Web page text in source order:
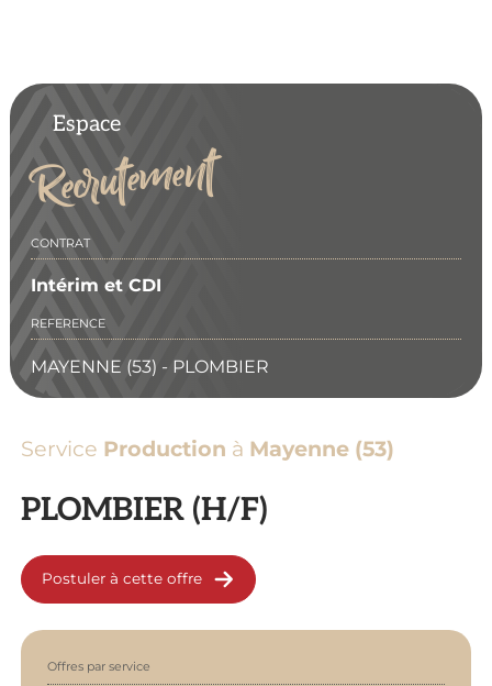
Espace
Recrutement
CONTRAT
Intérim et CDI
REFERENCE
MAYENNE (53) - PLOMBIER
PLOMBIER (H/F)
Service Production à Mayenne (53)
Postuler à cette offre
Offres par service